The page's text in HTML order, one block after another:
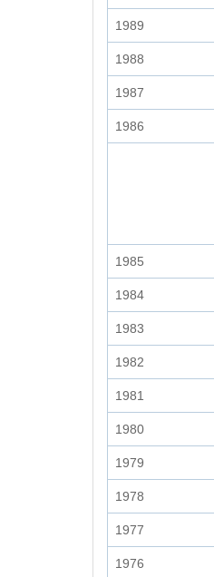
1989
1988
1987
1986
1985
1984
1983
1982
1981
1980
1979
1978
1977
1976